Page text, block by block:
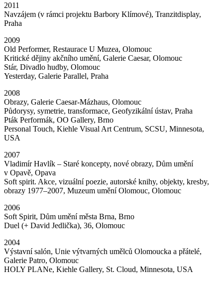
2011
Navzájem (v rámci projektu Barbory Klímové), Tranzitdisplay,
Praha
2009
Old Performer, Restaurace U Muzea, Olomouc
Kritické dějiny akčního umění, Galerie Caesar, Olomouc
Stár, Divadlo hudby, Olomouc
Yesterday, Galerie Parallel, Praha
2008
Obrazy, Galerie Caesar-Mázhaus, Olomouc
Půdorysy, symetrie, transformace, Geofyzikální ústav, Praha
Pták Performák, OO Gallery, Brno
Personal Touch, Kiehle Visual Art Centrum, SCSU, Minnesota,
USA
2007
Vladimír Havlík – Staré koncepty, nové obrazy, Dům umění
v Opavě, Opava
Soft spirit. Akce, vizuální poezie, autorské knihy, objekty, kresby,
obrazy 1977–2007, Muzeum umění Olomouc, Olomouc
2006
Soft Spirit, Dům umění města Brna, Brno
Duel (+ David Jedlička), 36, Olomouc
2004
Výstavní salón, Unie výtvarných umělců Olomoucka a přátelé,
Galerie Patro, Olomouc
HOLY PLANe, Kiehle Gallery, St. Cloud, Minnesota, USA